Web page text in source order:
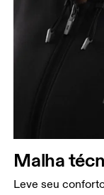
Malha
Leve seu